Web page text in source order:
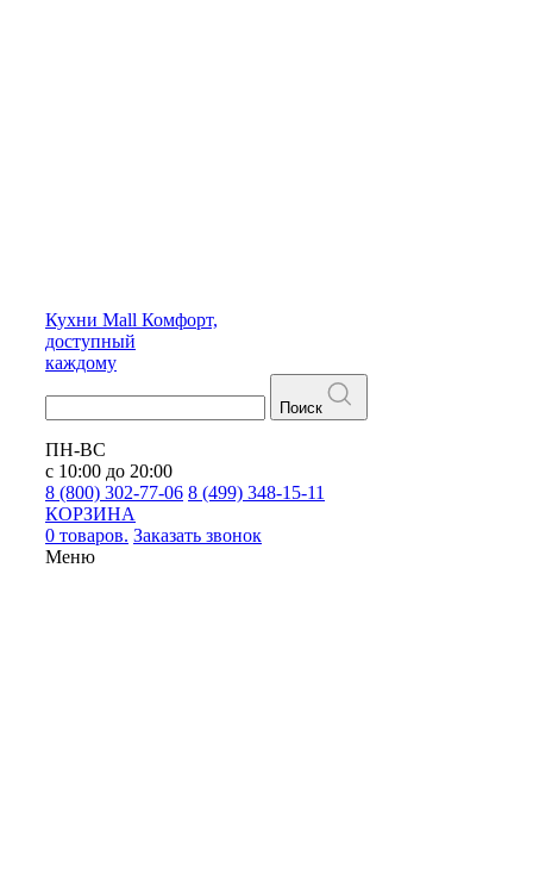
Кухни Mall Комфорт,
доступный
каждому
Поиск
ПН-ВС
с 10:00 до 20:00
8 (800) 302-77-06 8 (499) 348-15-11
КОРЗИНА
0 товаров. Заказать звонок
Меню